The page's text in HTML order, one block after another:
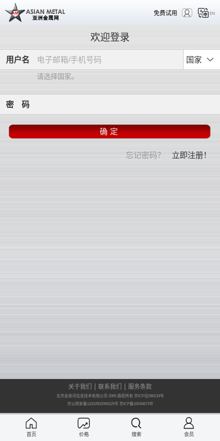
免费试用 EN
欢迎登录
用户名 国家
请选择国家。
密 码
忘记密码？ 立即注册！
首页 价格 搜索 会员
关于我们 联系我们 服务条款
北京金易讯信息技术有限公司 2005 版权所有 京ICP证090219号
京公网安备11010502056225号京ICP备10034673号